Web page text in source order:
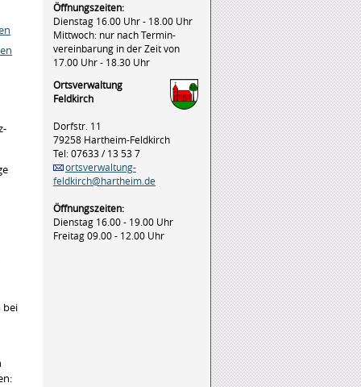
bei
Öffnungszeiten:
Dienstag 16.00 Uhr - 18.00 Uhr
Mittwoch: nur nach Termin-
vereinbarung in der Zeit von
17.00 Uhr - 18.30 Uhr
Ortsverwaltung
Feldkirch
Dorfstr. 11
79258 Hartheim-Feldkirch
Tel: 07633 / 13 53 7
ortsverwaltung-
feldkirch@hartheim.de
Öffnungszeiten:
Dienstag 16.00 - 19.00 Uhr
Freitag 09.00 - 12.00 Uhr